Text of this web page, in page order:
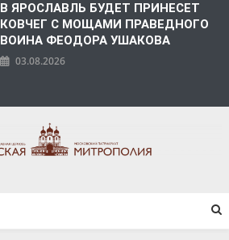
В ЯРОСЛАВЛЬ БУДЕТ ПРИНЕСЕТ
КОВЧЕГ С МОЩАМИ ПРАВЕДНОГО
ВОИНА ФЕОДОРА УШАКОВА
03.08.2026